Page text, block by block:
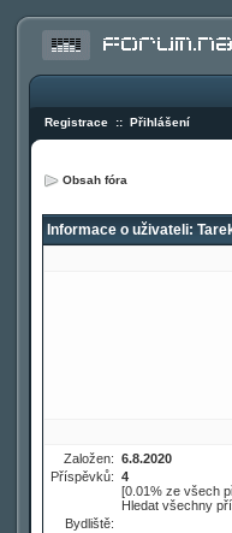
Registrace :: Přihlášení
Obsah fóra
Informace o uživateli:
Založen: 6.8.2020
Příspěvků: 4
[0.01% ze všech
Hledat všechny
Bydliště: